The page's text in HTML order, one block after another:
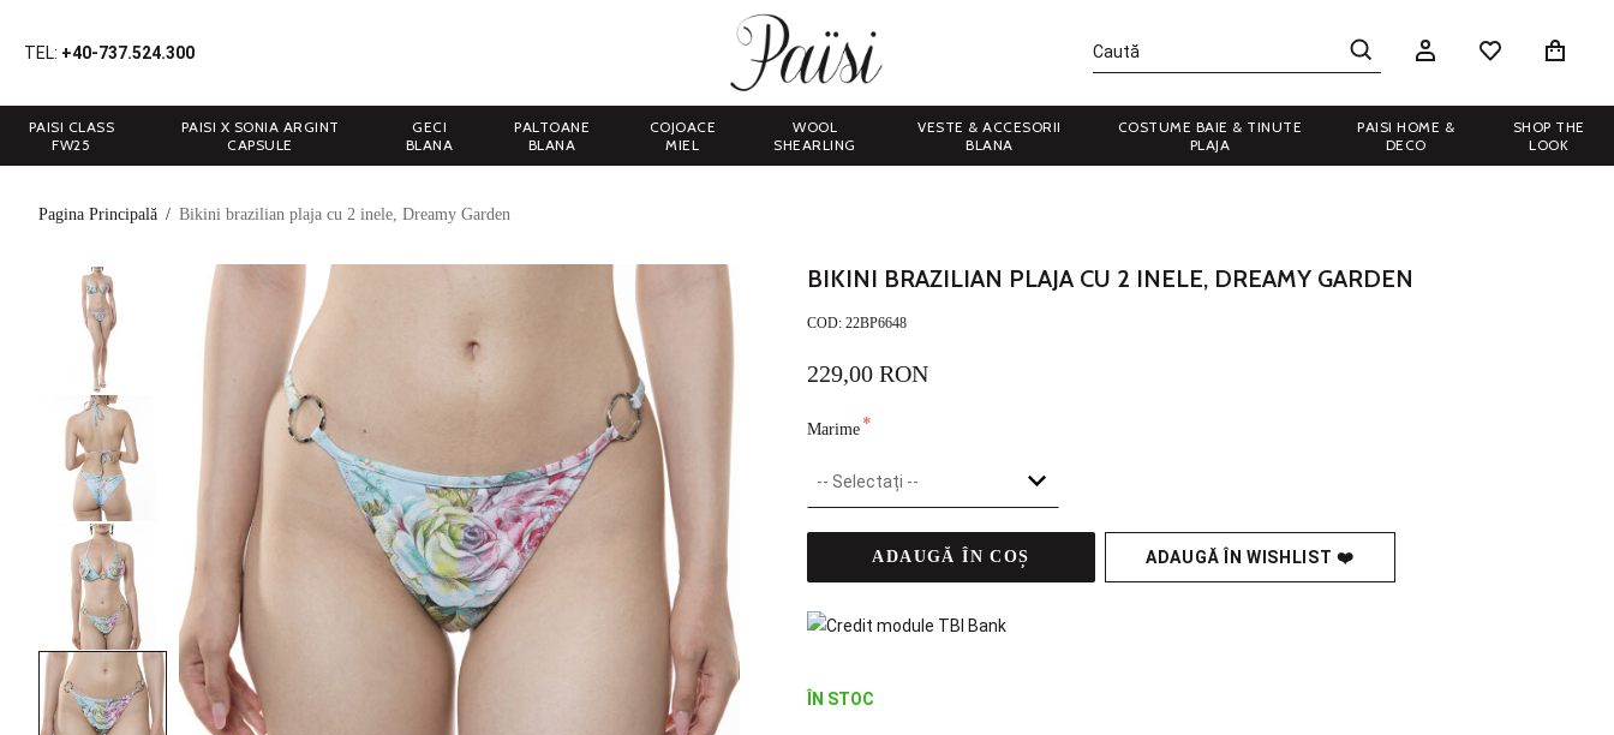
TEL: +40-737.524.300
PAISI CLASS
FW25
PAISI X SONIA ARGINT
CAPSULE
GECI
BLANA
PALTOANE
BLANA
COJOACE
MIEL
WOOL
SHEARLING
VESTE & ACCESORII
BLANA
COSTUME BAIE & TINUTE
PLAJA
PAISI HOME &
DECO
SHOP THE
LOOK
Pagina Principală / Bikini brazilian plaja cu 2 inele, Dreamy Garden
BIKINI BRAZILIAN PLAJA CU 2 INELE, DREAMY GARDEN
COD: 22BP6648
229,00 RON
*
Marime
ADAUGĂ ÎN COȘ ADAUGĂ ÎN WISHLIST ❤️
ÎN STOC